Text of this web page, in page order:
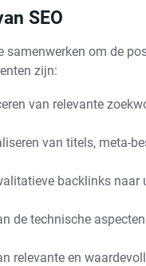
SEO
samenwerken om de
zijn:
van relevante
van titels, meta-
backlinks naar
de technische
relevante en